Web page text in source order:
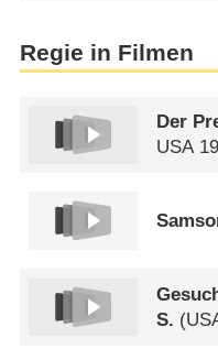
Regie in Filmen
Der
USA
S. (